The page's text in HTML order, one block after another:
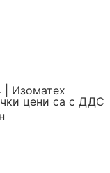
| Изоматех
цени са с ДДС